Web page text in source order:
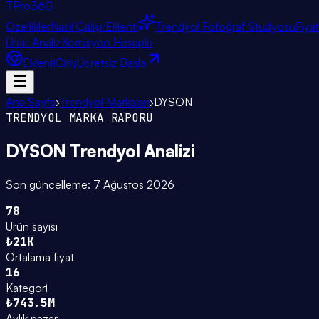
TPro360
ÖzelliklerNasıl ÇalışırEklenti Trendyol Fotoğraf Stüdyosu
Ürün AnalizKomisyon Hesapla
EklentiGirişÜcretsiz Başla
Ana Sayfa›Trendyol Markaları›DYSON
TRENDYOL MARKA RAPORU
DYSON Trendyol Analizi
Son güncelleme: 7 Ağustos 2026
78
Ürün sayısı
₺21K
Ortalama fiyat
16
Kategori
₺743.5M